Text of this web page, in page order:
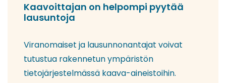
Kaavoittajan on helpompi pyytää
lausuntoja
Viranomaiset ja lausunnonantajat voivat
tutustua rakennetun ympäristön
tietojärjestelmässä kaava-aineistoihin.